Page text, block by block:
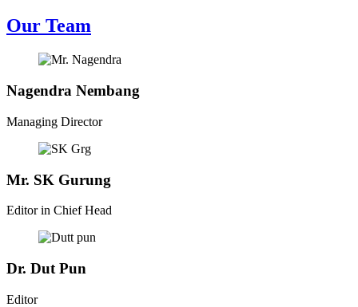
Our Team
Nagendra Nembang
Managing Director
Mr. SK Gurung
Editor in Chief Head
Dr. Dut Pun
Editor